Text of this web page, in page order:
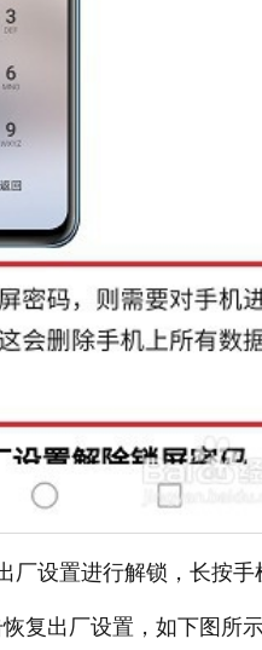
厂设置进行解锁，长按
复出厂设置，如下图所示